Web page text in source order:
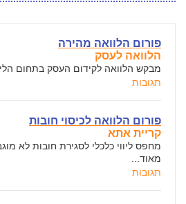
פורום הלוואה מהירה
הלוואה לעסק
מבקש הלוואה לקידום העסק בתחום
תגובות
פורום הלוואה לכיסוי חובות
קריית אתא
מחפס ליווי כלכלי לסגירת חובות לא
מאוד...
תגובות